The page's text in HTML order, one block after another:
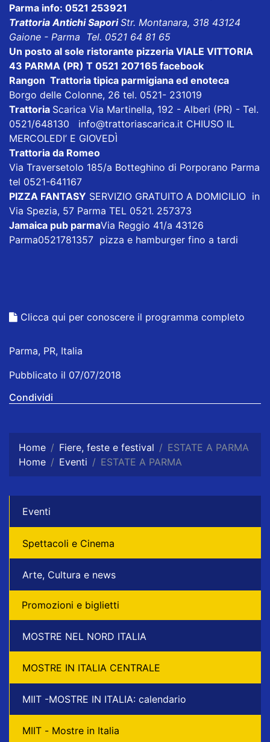
Parma info: 0521 253921
Trattoria Antichi SaporiStr. Montanara, 318 43124
Gaione - Parma Tel. 0521 64 81 65
Un posto al sole ristorante pizzeria VIALE VITTORIA
43 PARMA (PR) T 0521 207165 facebook
Rangon Trattoria tipica parmigiana ed enoteca
Borgo delle Colonne, 26 tel. 0521- 231019
Trattoria Scarica Via Martinella, 192 - Alberi (PR) - Tel.
0521/648130 info@trattoriascarica.it CHIUSO IL
MERCOLEDI’ E GIOVEDÌ
Trattoria da Romeo
Via Traversetolo 185/a Botteghino di Porporano Parma
tel 0521-641167
PIZZA FANTASY SERVIZIO GRATUITO A DOMICILIO in
Via Spezia, 57 Parma TEL 0521. 257373
Jamaica pub parmaVia Reggio 41/a 43126
Parma0521781357 pizza e hamburger fino a tardi
Clicca qui per conoscere il programma completo
Parma, PR, Italia
Pubblicato il 07/07/2018
Condividi
Home Fiere, feste e festival
ESTATE A PARMA
Home
Eventi ESTATE A PARMA
Eventi
Spettacoli e Cinema
Arte, Cultura e news
Promozioni e biglietti
MOSTRE NEL NORD ITALIA
MOSTRE IN ITALIA CENTRALE
MIIT -MOSTRE IN ITALIA: calendario
MIIT - Mostre in Italia